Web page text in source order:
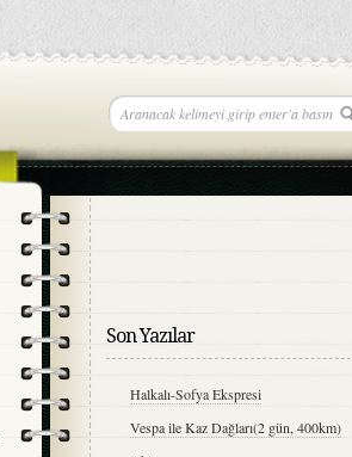
Son Yazılar
Halkalı-Sofya Ekspresi
Vespa ile Kaz Dağları(2 gün, 400km)